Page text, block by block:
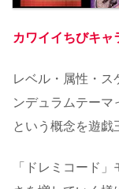
カワイイちびキャ
レベル・属性・ス
ンデュラムテーマ
という概念を遊戯
「ドレミコード